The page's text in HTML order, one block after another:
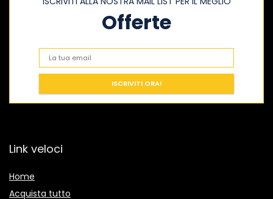
Offerte
Link veloci
Home
Acquista tutto